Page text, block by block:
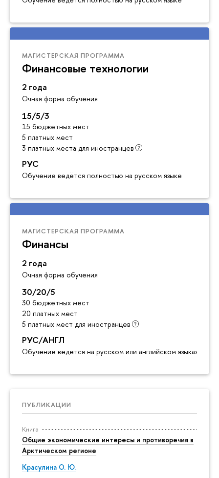
МАГИСТЕРСКАЯ ПРОГРАММА
Финансовые технологии
2 года
Очная форма обучения
15/5/3
15 бюджетных мест
5 платных мест
3 платных места для иностранцев
РУС
Обучение ведётся полностью на русском языке
МАГИСТЕРСКАЯ ПРОГРАММА
Финансы
2 года
Очная форма обучения
30/20/5
30 бюджетных мест
20 платных мест
5 платных мест для иностранцев
РУС/АНГЛ
Обучение ведется на русском или английском языках
ПУБЛИКАЦИИ
Книга
Общие экономические интересы и противоречия в
Арктическом регионе
Красулина О. Ю.